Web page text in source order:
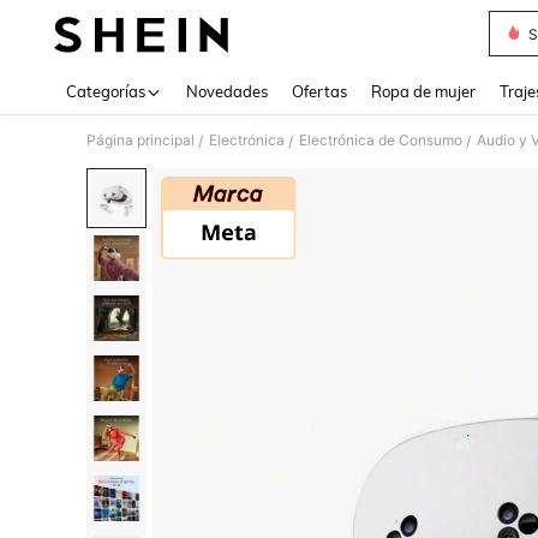
Categorías Novedades Ofertas Ropa de mujer
Página principal / Electrónica / Electrónica de Consumo / Audio y